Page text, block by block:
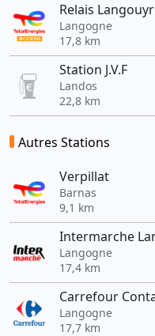
Relais
Langogne
17,8 km
Station J.V.F
Landos
22,8 km
Autres Stations
Verpillat
Barnas
9,1 km
Intermarche
Langogne
17,4 km
Carrefour
Langogne
17,7 km